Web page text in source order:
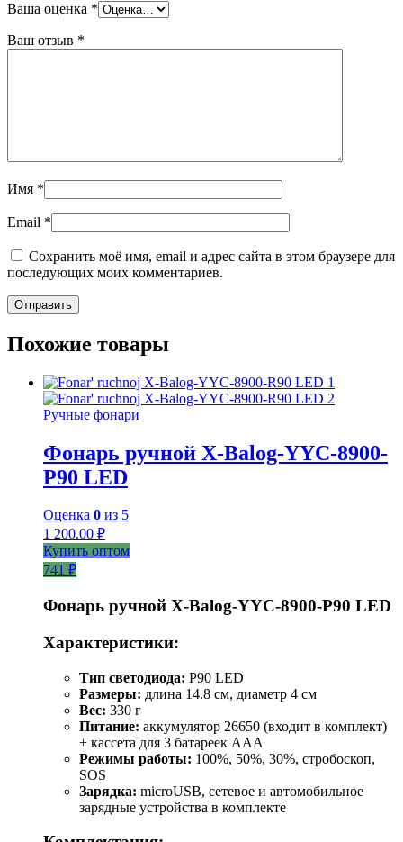
Ваша оценка *
Ваш отзыв *
Имя *
Email *
Сохранить моё имя, email и адрес сайта в этом браузере для
последующих моих комментариев.
Похожие товары
Ручные фонари
Фонарь ручной X-Balog-YYC-8900-
Р90 LED
Оценка 0 из 5
1 200.00 ₽
Купить оптом
741 ₽
Фонарь ручной X-Balog-YYC-8900-P90 LED
Характеристики:
Тип светодиода: P90 LED
Размеры: длина 14.8 см, диаметр 4 см
Вес: 330 г
Питание: аккумулятор 26650 (входит в комплект)
+ кассета для 3 батареек AAA
Режимы работы: 100%, 50%, 30%, стробоскоп,
SOS
Зарядка: microUSB, сетевое и автомобильное
зарядные устройства в комплекте